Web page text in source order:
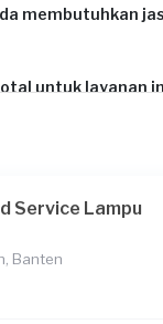
membutuhkan
untuk layanan
Service Lampu
Banten